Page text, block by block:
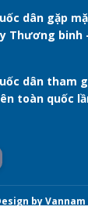
dân gặp
Thương binh
dân tham
toàn quốc
by Vannam